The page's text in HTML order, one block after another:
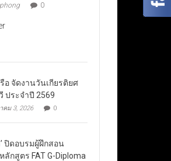
0
อ จัดงานวันเกียรติยศ
ประจำปี 2569
คม 3, 2026 0
ปิดอบรมผู้ฝึกสอน
กสูตร FAT G-Diploma